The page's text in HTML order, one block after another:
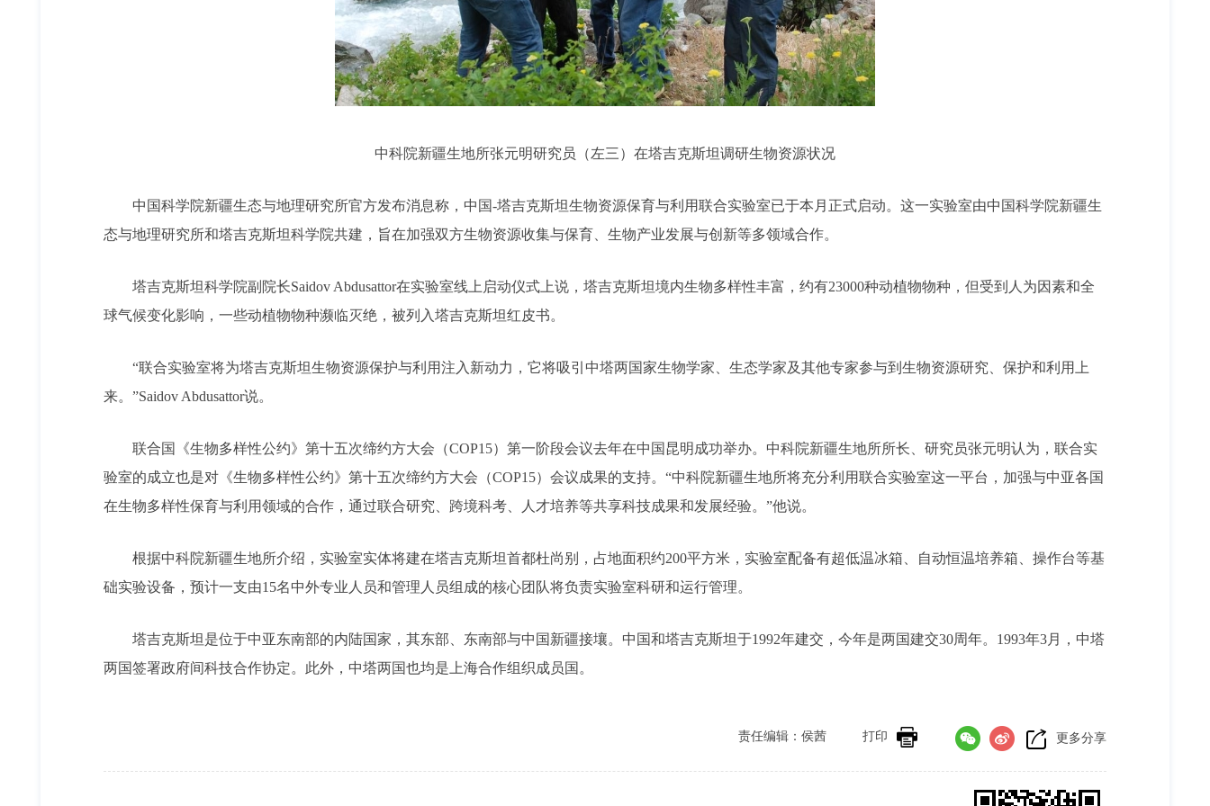
中科院新疆生地所张元明研究员（左三）在塔吉克斯坦调研生物资源状况
中国科学院新疆生态与地理研究所官方发布消息称，中国-塔吉克斯坦生物资源保育与利用联合实验室已于本月正式启动。这一实验室由中国科学院新疆生
态与地理研究所和塔吉克斯坦科学院共建，旨在加强双方生物资源收集与保育、生物产业发展与创新等多领域合作。
塔吉克斯坦科学院副院长Saidov Abdusattor在实验室线上启动仪式上说，塔吉克斯坦境内生物多样性丰富，约有23000种动植物物种，但受到人为因素和全
球气候变化影响，一些动植物物种濒临灭绝，被列入塔吉克斯坦红皮书。
“联合实验室将为塔吉克斯坦生物资源保护与利用注入新动力，它将吸引中塔两国家生物学家、生态学家及其他专家参与到生物资源研究、保护和利用上
来。”Saidov Abdusattor说。
联合国《生物多样性公约》第十五次缔约方大会（COP15）第一阶段会议去年在中国昆明成功举办。中科院新疆生地所所长、研究员张元明认为，联合实
验室的成立也是对《生物多样性公约》第十五次缔约方大会（COP15）会议成果的支持。“中科院新疆生地所将充分利用联合实验室这一平台，加强与中亚各国
在生物多样性保育与利用领域的合作，通过联合研究、跨境科考、人才培养等共享科技成果和发展经验。”他说。
根据中科院新疆生地所介绍，实验室实体将建在塔吉克斯坦首都杜尚别，占地面积约200平方米，实验室配备有超低温冰箱、自动恒温培养箱、操作台等基
础实验设备，预计一支由15名中外专业人员和管理人员组成的核心团队将负责实验室科研和运行管理。
塔吉克斯坦是位于中亚东南部的内陆国家，其东部、东南部与中国新疆接壤。中国和塔吉克斯坦于1992年建交，今年是两国建交30周年。1993年3月，中塔
两国签署政府间科技合作协定。此外，中塔两国也均是上海合作组织成员国。
更多分享
打印
责任编辑：侯茜